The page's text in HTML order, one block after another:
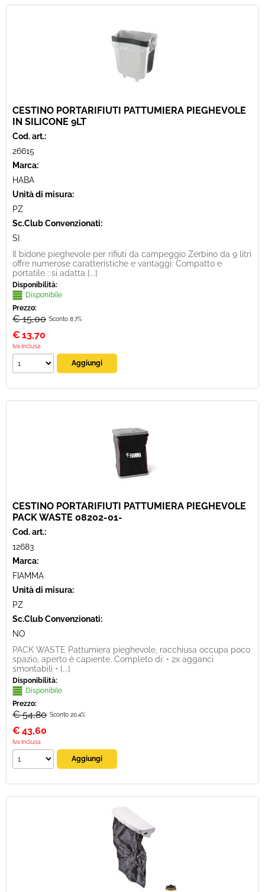
CESTINO PORTARIFIUTI PATTUMIERA PIEGHEVOLE
IN SILICONE 9LT
Cod. art.:
26615
Marca:
HABA
Unità di misura:
PZ
Sc.Club Convenzionati:
SI
Il bidone pieghevole per rifiuti da campeggio Zerbino da 9 litri
offre numerose caratteristiche e vantaggi: Compatto e
portatile : si adatta [...]
Disponibilità:
Disponibile
Prezzo:
€ 15,00 Sconto 8.7%
€ 13,70
Iva inclusa
CESTINO PORTARIFIUTI PATTUMIERA PIEGHEVOLE
PACK WASTE 08202-01-
Cod. art.:
12683
Marca:
FIAMMA
Unità di misura:
PZ
Sc.Club Convenzionati:
NO
PACK WASTE Pattumiera pieghevole, racchiusa occupa poco
spazio, aperto è capiente. Completo di: • 2x agganci
smontabili • [...]
Disponibilità:
Disponibile
Prezzo:
€ 54,80 Sconto 20.4%
€ 43,60
Iva inclusa